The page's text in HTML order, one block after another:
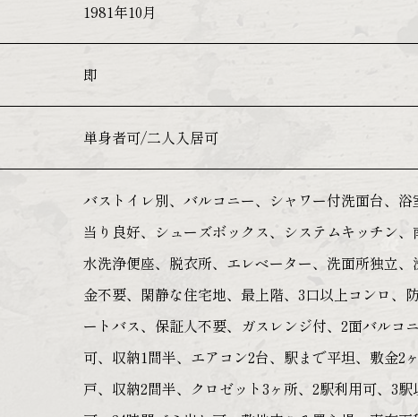
1981年10月
即
単身者可/二人入居可
バストイレ別、バルコニー、シャワー付洗面台、
当り良好、シューズボックス、システムキッチン
水洗浄便座、脱衣所、エレベーター、洗面所独立
金不要、閑静な住宅地、最上階、3口以上コンロ、
ートバス、保証人不要、ガスレンジ付、2面バルコ
可、収納1間半、エアコン2台、駅まで平坦、敷金2
戸、収納2間半、クロゼット3ヶ所、2駅利用可、3